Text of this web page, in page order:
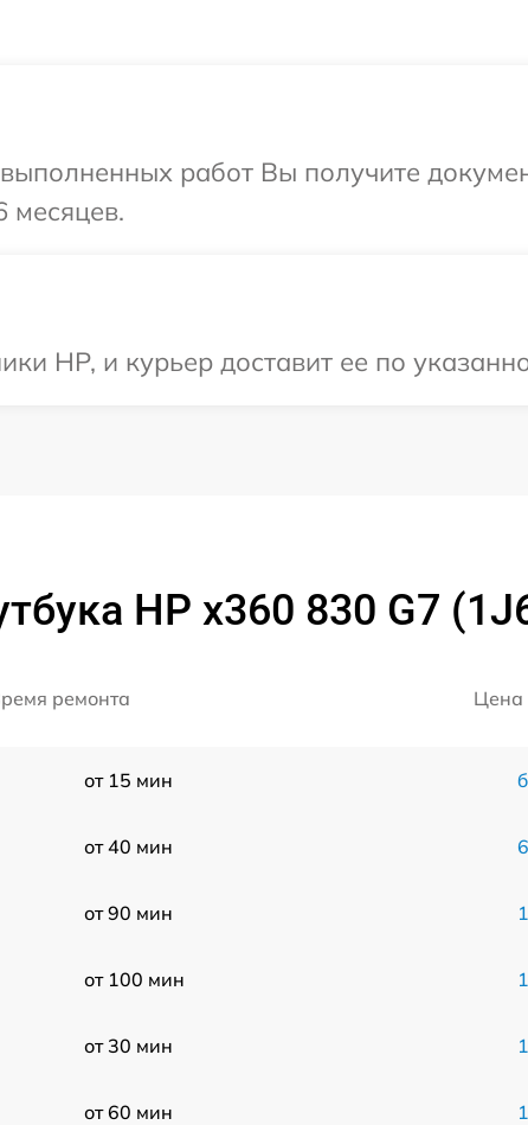
работ Вы получите
месяцев.
HP, и курьер доставит ее по
HP x360 830 G7
ремонта Цена
от 15 мин
от 40 мин
от 90 мин
от 100 мин
от 30 мин
от 60 мин